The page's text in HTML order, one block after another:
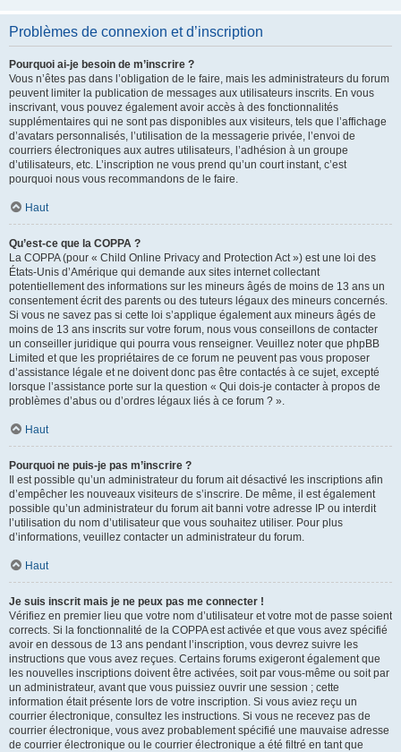
Problèmes de connexion et d’inscription
Pourquoi ai-je besoin de m’inscrire ?
Vous n’êtes pas dans l’obligation de le faire, mais les administrateurs du forum
peuvent limiter la publication de messages aux utilisateurs inscrits. En vous
inscrivant, vous pouvez également avoir accès à des fonctionnalités
supplémentaires qui ne sont pas disponibles aux visiteurs, tels que l’affichage
d’avatars personnalisés, l’utilisation de la messagerie privée, l’envoi de
courriers électroniques aux autres utilisateurs, l’adhésion à un groupe
d’utilisateurs, etc. L’inscription ne vous prend qu’un court instant, c’est
pourquoi nous vous recommandons de le faire.
Haut
Qu’est-ce que la COPPA ?
La COPPA (pour « Child Online Privacy and Protection Act ») est une loi des
États-Unis d’Amérique qui demande aux sites internet collectant
potentiellement des informations sur les mineurs âgés de moins de 13 ans un
consentement écrit des parents ou des tuteurs légaux des mineurs concernés.
Si vous ne savez pas si cette loi s’applique également aux mineurs âgés de
moins de 13 ans inscrits sur votre forum, nous vous conseillons de contacter
un conseiller juridique qui pourra vous renseigner. Veuillez noter que phpBB
Limited et que les propriétaires de ce forum ne peuvent pas vous proposer
d’assistance légale et ne doivent donc pas être contactés à ce sujet, excepté
lorsque l’assistance porte sur la question « Qui dois-je contacter à propos de
problèmes d’abus ou d’ordres légaux liés à ce forum ? ».
Haut
Pourquoi ne puis-je pas m’inscrire ?
Il est possible qu’un administrateur du forum ait désactivé les inscriptions afin
d’empêcher les nouveaux visiteurs de s’inscrire. De même, il est également
possible qu’un administrateur du forum ait banni votre adresse IP ou interdit
l’utilisation du nom d’utilisateur que vous souhaitez utiliser. Pour plus
d’informations, veuillez contacter un administrateur du forum.
Haut
Je suis inscrit mais je ne peux pas me connecter !
Vérifiez en premier lieu que votre nom d’utilisateur et votre mot de passe soient
corrects. Si la fonctionnalité de la COPPA est activée et que vous avez spécifié
avoir en dessous de 13 ans pendant l’inscription, vous devrez suivre les
instructions que vous avez reçues. Certains forums exigeront également que
les nouvelles inscriptions doivent être activées, soit par vous-même ou soit par
un administrateur, avant que vous puissiez ouvrir une session ; cette
information était présente lors de votre inscription. Si vous aviez reçu un
courrier électronique, consultez les instructions. Si vous ne recevez pas de
courrier électronique, vous avez probablement spécifié une mauvaise adresse
de courrier électronique ou le courrier électronique a été filtré en tant que